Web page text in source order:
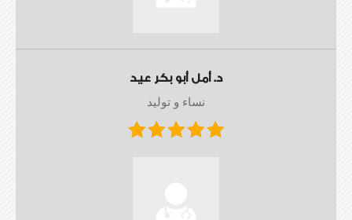
د. أمل أبو بكر عيد
نساء و توليد